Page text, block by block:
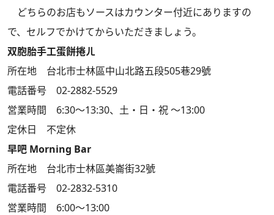
どちらのお店もソースはカウンター付近にありますの
で、セルフでかけてからいただきましょう。
双胞胎手工蛋餅捲ㄦ
所在地 台北市士林區中山北路五段505巷29號
電話番号 02-2882-5529
営業時間 6:30～13:30、土・日・祝 ～13:00
定休日 不定休
早吧 Morning Bar
所在地 台北市士林區美崙街32號
電話番号 02-2832-5310
営業時間 6:00～13:00